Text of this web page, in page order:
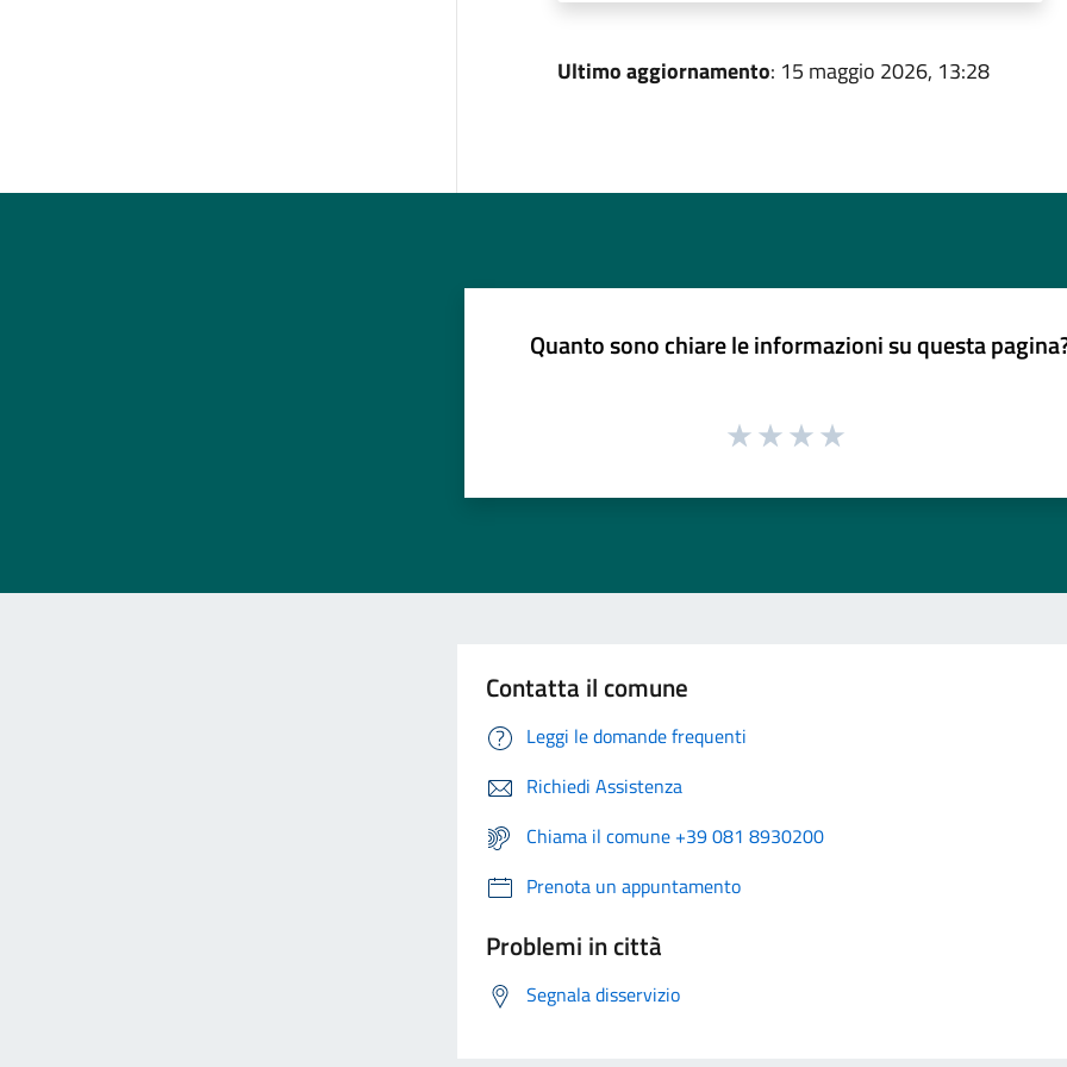
Ultimo aggiornamento: 15 maggio 2026, 13:28
Quanto sono chiare le informazioni su questa
Contatta il comune
Leggi le domande frequenti
Richiedi Assistenza
Chiama il comune +39 081 8930200
Prenota un appuntamento
Problemi in città
Segnala disservizio